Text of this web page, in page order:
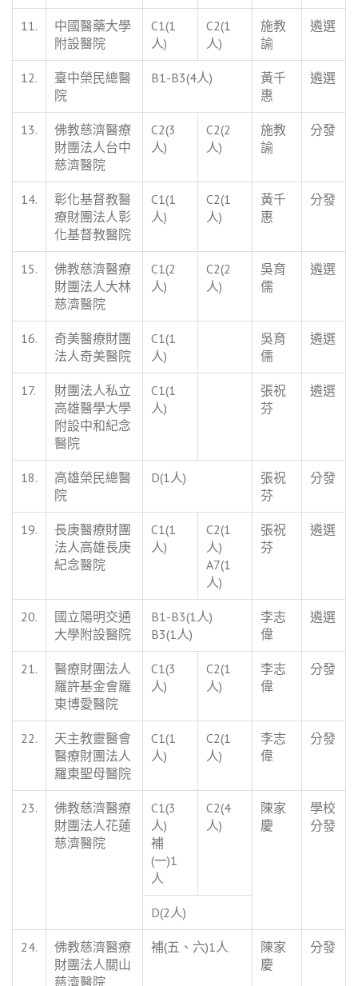
11.
中國醫藥大學
附設醫院
C1(1
人)
C2(1
人)
施教
諭
遴選
12.
臺中榮民總醫
院
B1-B3(4人)
黃千
惠
遴選
13.
佛教慈濟醫療
財團法人台中
慈濟醫院
C2(3
人)
C2(2
人)
施教
諭
分發
14.
彰化基督教醫
療財團法人彰
化基督教醫院
C1(1
人)
C2(1
人)
黃千
惠
分發
15.
佛教慈濟醫療
財團法人大林
慈濟醫院
C1(2
人)
C2(2
人)
吳育
儒
遴選
16.
奇美醫療財團
法人奇美醫院
C1(1
人)
吳育
儒
遴選
17.
財團法人私立
高雄醫學大學
附設中和紀念
醫院
C1(1
人)
張祝
芬
遴選
18.
高雄榮民總醫
院
D(1人)
張祝
芬
分發
19.
長庚醫療財團
法人高雄長庚
紀念醫院
C1(1
人)
C2(1
人)
A7(1
人)
張祝
芬
遴選
20.
國立陽明交通
大學附設醫院
B1-B3(1人)
B3(1人)
李志
偉
遴選
21.
醫療財團法人
羅許基金會羅
東博愛醫院
C1(3
人)
C2(1
人)
李志
偉
分發
22.
天主教靈醫會
醫療財團法人
羅東聖母醫院
C1(1
人)
C2(1
人)
李志
偉
分發
23.
佛教慈濟醫療
財團法人花蓮
慈濟醫院
C1(3
人)
補
(一)1
人
C2(4
人)
陳家
慶
學校
分發
D(2人)
24.
佛教慈濟醫療
財團法人關山
慈濟醫院
補(五、六)1人
陳家
慶
分發